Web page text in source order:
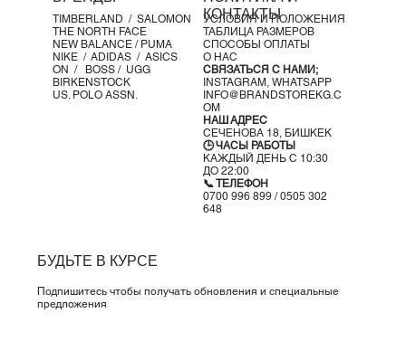
TIMBERLAND / SALOMON
THE NORTH FACE
NEW BALANCE / PUMA
NIKE / ADIDAS / ASICS
ON / BOSS / UGG
BIRKENSTOCK
US. POLO ASSN.
КОНТАКТЫ
УСЛОВИЯ И ПОЛОЖЕНИЯ
ТАБЛИЦА РАЗМЕРОВ
СПОСОБЫ ОПЛАТЫ
О НАС
СВЯЗАТЬСЯ С НАМИ;
INSTAGRAM, WHATSAPP
INFO@BRANDSTOREKG.C
OM
НАШ АДРЕС
СЕЧЕНОВА 18, БИШКЕК
🕒 ЧАСЫ РАБОТЫ
КАЖДЫЙ ДЕНЬ С 10:30
ДО 22:00
📞 ТЕЛЕФОН
0700 996 899 / 0505 302
648
БУДЬТЕ В КУРСЕ
Подпишитесь чтобы получать обновления и специальные
предложения